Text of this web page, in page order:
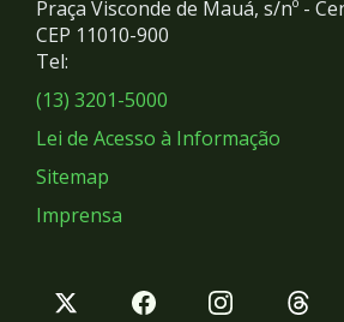
Redes
Sociais
Praça Visconde de Mauá, s/nº -
CEP 11010-900
Tel:
(13) 3201-5000
Lei de Acesso à Informação
Sitemap
Imprensa